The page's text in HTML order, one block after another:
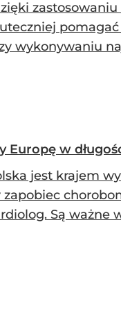
wykonywaniu
w
jest krajem
zapobiec
Są ważne